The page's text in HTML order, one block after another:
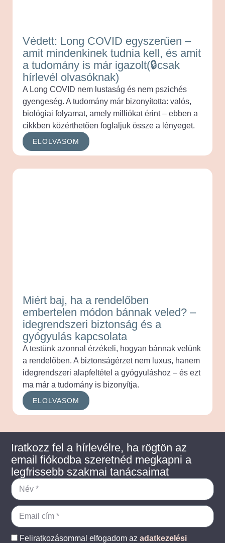
Védett: Long COVID egyszerűen –
amit mindenkinek tudnia kell, és amit
a tudomány is már igazolt(🔒csak
hírlevél olvasóknak)
A Long COVID nem lustaság és nem pszichés
gyengeség. A tudomány már bizonyította: valós,
biológiai folyamat, amely milliókat érint – ebben a
cikkben közérthetően foglaljuk össze a lényeget.
ELOLVASOM
Miért baj, ha a rendelőben
embertelen módon bánnak veled? –
idegrendszeri biztonság és a
gyógyulás kapcsolata
A testünk azonnal érzékeli, hogyan bánnak velünk
a rendelőben. A biztonságérzet nem luxus, hanem
idegrendszeri alapfeltétel a gyógyuláshoz – és ezt
ma már a tudomány is bizonyítja.
ELOLVASOM
Iratkozz fel a hírlevélre, ha rögtön az
email fiókodba szeretnéd megkapni a
legfrissebb szakmai tanácsaimat
Feliratkozásommal elfogadom azadatkezelési